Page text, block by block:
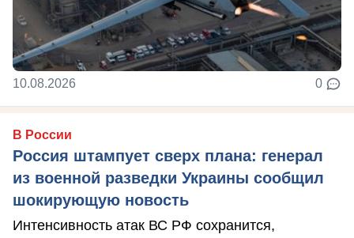
10.08.2026 0
В России
Россия штампует сверх плана: генерал
из военной разведки Украины сообщил
шокирующую новость
Интенсивность атак ВС РФ сохранится,